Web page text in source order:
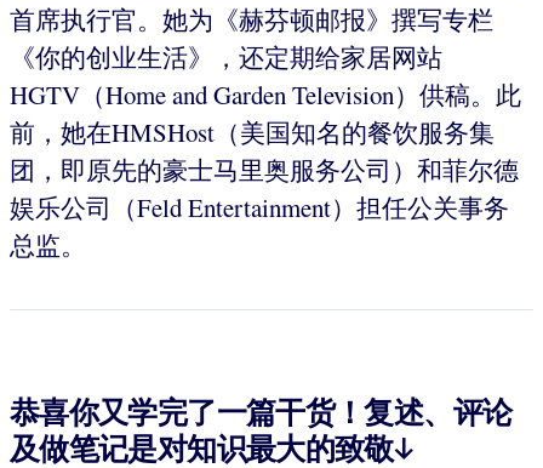
首席执行官。她为《赫芬顿邮报》撰写专栏
《你的创业生活》，还定期给家居网站
HGTV（Home and Garden Television）供稿。此
前，她在HMSHost（美国知名的餐饮服务集
团，即原先的豪士马里奥服务公司）和菲尔德
娱乐公司（Feld Entertainment）担任公关事务
总监。
恭喜你又学完了一篇干货！复述、评论
及做笔记是对知识最大的致敬↓